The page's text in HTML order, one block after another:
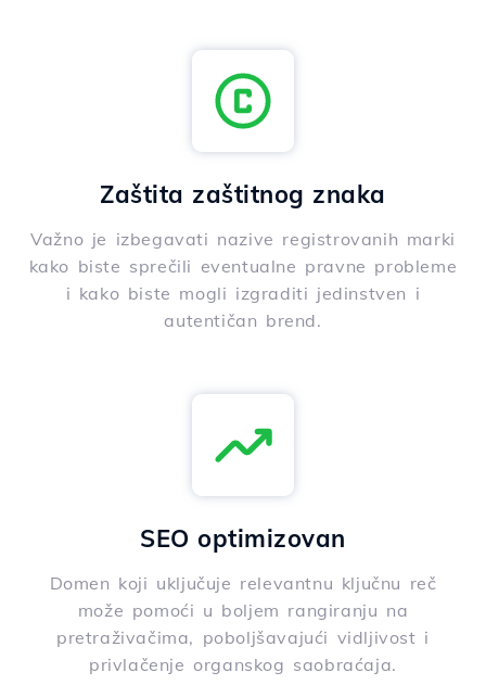
Zaštita zaštitnog znaka
Važno je izbegavati nazive registrovanih marki
kako biste sprečili eventualne pravne probleme
i kako biste mogli izgraditi jedinstven i
autentičan brend.
SEO optimizovan
Domen koji uključuje relevantnu ključnu reč
može pomoći u boljem rangiranju na
pretraživačima, poboljšavajući vidljivost i
privlačenje organskog saobraćaja.